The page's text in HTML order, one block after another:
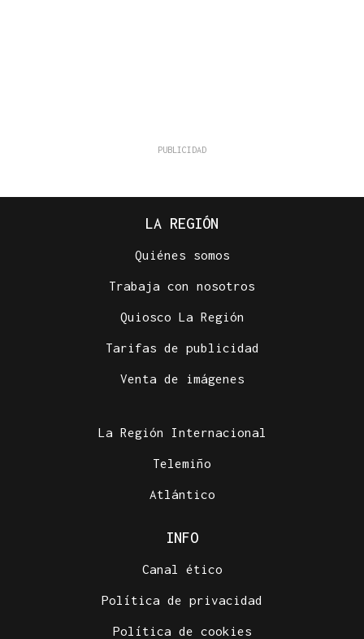
LA REGIÓN
Quiénes somos
Trabaja con nosotros
Quiosco La Región
Tarifas de publicidad
Venta de imágenes
La Región Internacional
Telemiño
Atlántico
INFO
Canal ético
Política de privacidad
Política de cookies